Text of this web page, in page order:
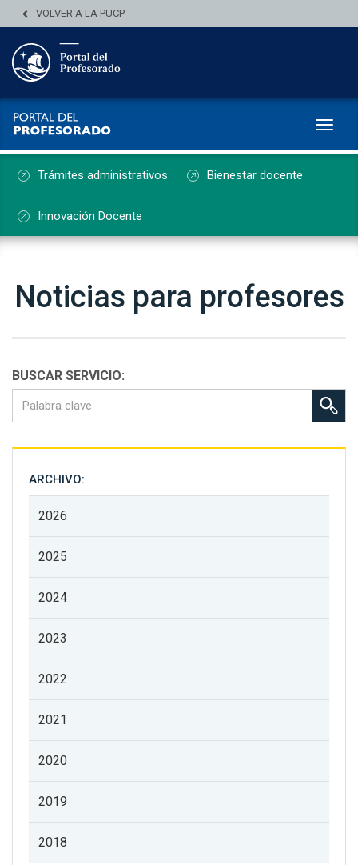
VOLVER A LA PUCP
Trámites administrativos Bienestar docente
Innovación Docente
Noticias para profesores
BUSCAR SERVICIO:
ARCHIVO:
2026
2025
2024
2023
2022
2021
2020
2019
2018